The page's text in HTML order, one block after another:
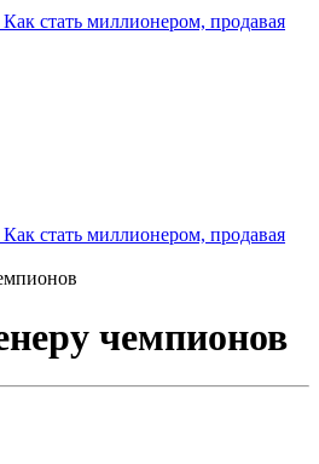
стать миллионером, продавая
стать миллионером, продавая
чемпионов